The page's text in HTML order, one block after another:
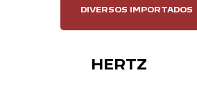
DIVERSOS IMPORTADOS
HERTZ